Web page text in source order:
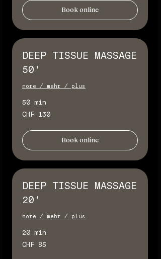
Book online
DEEP TISSUE MASSAGE
50'
more / mehr / plus
50 min
130
Schweizer
CHF 130
Book online
DEEP TISSUE MASSAGE
20'
more / mehr / plus
20 min
85
Schweizer
CHF 85